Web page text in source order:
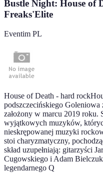
Bustle Night: House of
Freaks'Elite
Eventim PL
House of Death - hard
podszczecińskiego Goleniowa
założony w marcu 2019 roku.
wyjątkowych muzyków,
nieskrępowanej muzyki
stoi charyzmatyczny,
skład uzupełniają: gitarzyści
Cugowskiego i Adam
legendarnego Q